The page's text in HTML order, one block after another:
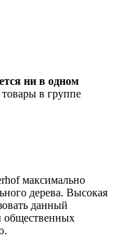
ни в одном
в группе
максимально
дерева. Высокая
данный
общественных